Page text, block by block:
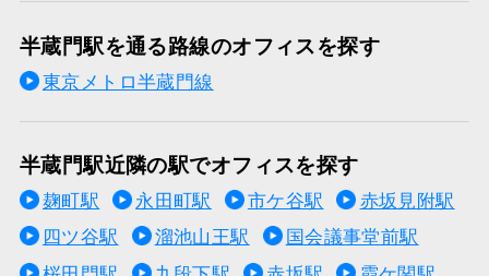
半蔵門駅を通る路線のオフィスを探す
東京メトロ半蔵門線
半蔵門駅近隣の駅でオフィスを探す
麹町駅 永田町駅 市ケ谷駅
赤坂見附駅
四ツ谷駅
溜池山王駅
国会議事堂前駅